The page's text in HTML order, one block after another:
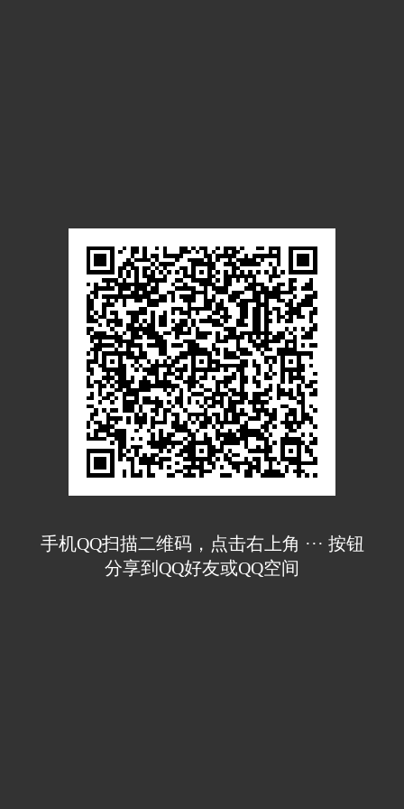
手机QQ扫描二维码，点击右上角 ··· 按钮
分享到QQ好友或QQ空间